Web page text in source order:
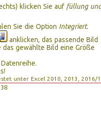
klicken Sie auf füllung
Sie die Option Integriert.
anklicken, das passende Bild
das gewählte Bild eine Größe
unter Excel 2010, 2013, 2016/